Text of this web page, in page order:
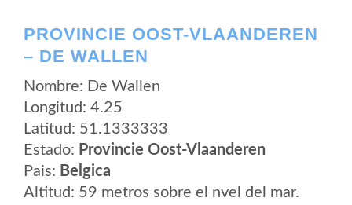
PROVINCIE OOST-VLAANDEREN
– DE WALLEN
Nombre: De Wallen
Longitud: 4.25
Latitud: 51.1333333
Estado: Provincie Oost-Vlaanderen
Pais: Belgica
Altitud: 59 metros sobre el nvel del mar.